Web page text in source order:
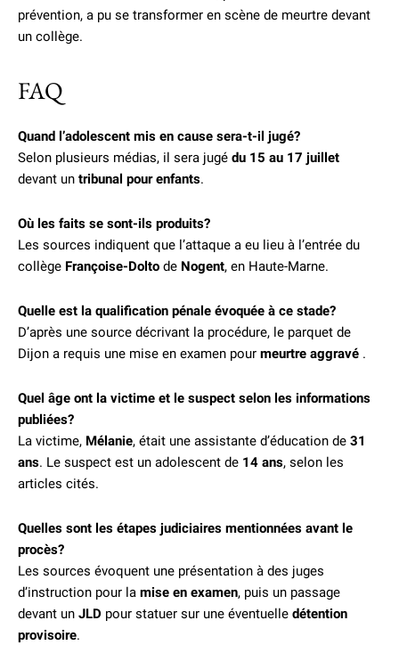
prévention, a pu se transformer en scène de meurtre devant
un collège.
FAQ
Quand l’adolescent mis en cause sera-t-il jugé?
Selon plusieurs médias, il sera jugé du 15 au 17 juillet
devant un tribunal pour enfants.
Où les faits se sont-ils produits?
Les sources indiquent que l’attaque a eu lieu à l’entrée du
collège Françoise-Dolto de Nogent, en Haute-Marne.
Quelle est la qualification pénale évoquée à ce stade?
D’après une source décrivant la procédure, le parquet de
Dijon a requis une mise en examen pour meurtre aggravé .
Quel âge ont la victime et le suspect selon les informations
publiées?
La victime, Mélanie, était une assistante d’éducation de 31
ans. Le suspect est un adolescent de 14 ans, selon les
articles cités.
Quelles sont les étapes judiciaires mentionnées avant le
procès?
Les sources évoquent une présentation à des juges
d’instruction pour la mise en examen, puis un passage
devant un JLD pour statuer sur une éventuelle détention
provisoire.